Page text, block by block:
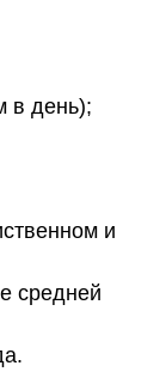
в день);
и
средней